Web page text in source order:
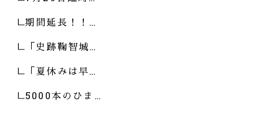
期間延長！！…
「史跡鞠智城…
「夏休みは早…
5000本のひま…